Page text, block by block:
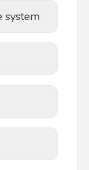
system